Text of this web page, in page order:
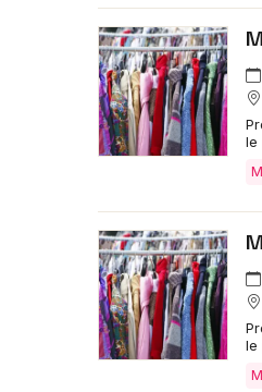
le
le